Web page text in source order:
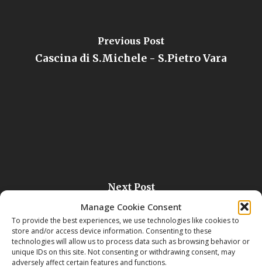
Manage Cookie Consent
To provide the best experiences, we use technologies like cookies to
store and/or access device information. Consenting to these
technologies will allow us to process data such as browsing behavior or
unique IDs on this site. Not consenting or withdrawing consent, may
adversely affect certain features and functions.
Previous Post
Cascina di S.Michele - S.Pietro Vara
Next Post
Cascina di S.Maria in Acone